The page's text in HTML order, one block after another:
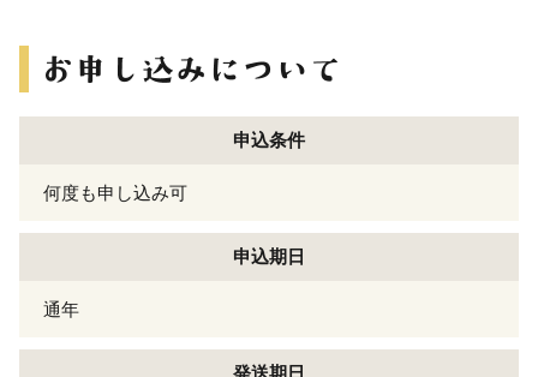
申込条件
何度も申し込み可
申込期日
通年
発送期日